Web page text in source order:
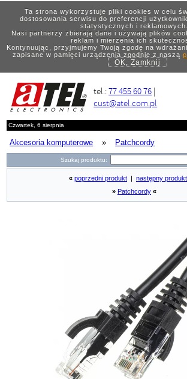
Ta strona wykorzystuje pliki cookies w celu
dostosowania serwisu do preferencji
statystycznych i reklamowych.
Nasi partnerzy zbierają dane i używają plików
reklam i mierzenia ich
Kontynuując, przyjmujemy Twoją zgodę na
zapisane w pamięci urządzenia zgodnie z naszą
OK, Zamknij
tel.:77 455 60 76 |
cust@atel.com.pl
Czwartek, 6 sierpnia
Akcesoria komputerowe » Patchcordy
Szukaj produktu:
« poprzedni produkt następny produkt
» Patchcordy «